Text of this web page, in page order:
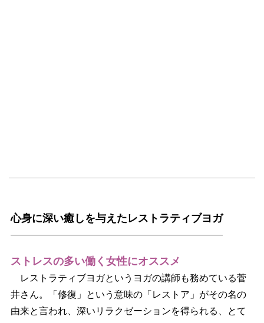
心身に深い癒しを与えたレストラティブヨガ
ストレスの多い働く女性にオススメ
レストラティブヨガというヨガの講師も務めている菅
井さん。「修復」という意味の「レストア」がその名の
由来と言われ、深いリラクゼーションを得られる、とて